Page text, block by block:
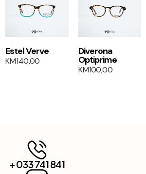
Estel Verve
KM140,00
1+1
Diverona
Optiprime
KM100,00
+ 033 741 841